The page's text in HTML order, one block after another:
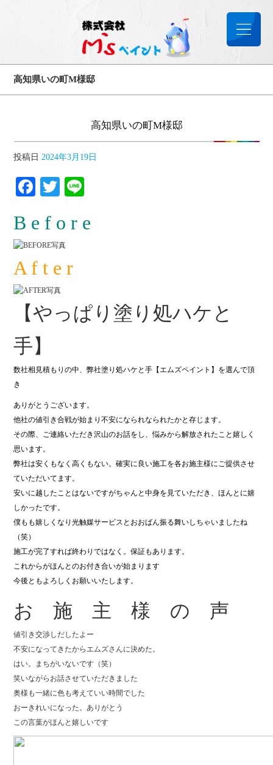
高知県いの町М様邸
高知県いの町М様邸
投稿日 2024年3月19日
Facebook
Twitter
B e f o r e
A f t e r
【やっぱり塗り処ハケと
手】
数社相見積もりの中、弊社塗り処ハケと手【エムズペイント】を選んで頂
き
ありがとうございます。
他社の値引き合戦が始まり不安になられなられたかと存じます。
その際、ご連絡いただき沢山のお話をし、悩みから解放されたこと嬉しく
思います。
弊社は安くもなく高くもない。確実に良い施工を各お施主様にご提供させ
ていただいてます。
安いに越したことはないですがちゃんと中身を見ていただき、ほんとに嬉
しかったです。
僕もも嬉しくなり光触媒サービスとおおばん振る舞いしちゃいましたね
（笑）
施工が完了すれば終わりではなく。保証もあります。
これからがほんとのお付き合いが始まります
今後ともよろしくお願いいたします。
お 施 主 様 の 声
値引き交渉しだしたよー
不安になってきたからエムズさんに決めた。
はい。まちがいないです（笑）
笑いながらお話させていただきました
奥様も一緒に色も考えていい時間でした
おーきれいになった。ありがとう
この言葉がほんと嬉しいです